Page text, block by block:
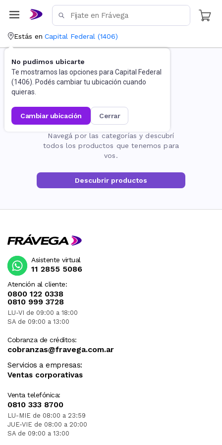
Estás en Capital Federal (1406)
No pudimos ubicarte
Te mostramos las opciones para Capital Federal
(1406). Podés cambiar tu ubicación cuando
quieras.
cambiar ubicación cerrar
La página no existe
Navegá por las categorías y descubrí
todos los productos que tenemos para
vos.
Descubrir productos
Atención al cliente:
0800 122 0338
0810 999 3728
LU-VI de 09:00 a 18:00
SA de 09:00 a 13:00
Cobranza de créditos:
cobranzas@fravega.com.ar
Servicios a empresas:
Ventas corporativas
Venta telefónica:
0810 333 8700
LU-MIE de 08:00 a 23:59
JUE-VIE de 08:00 a 20:00
SA de 09:00 a 13:00
Asistente virtual
11 2855 5086